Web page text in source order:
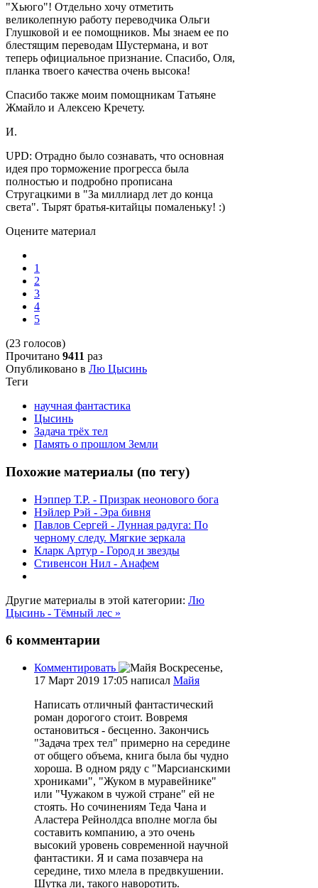
"Хьюго"! Отдельно хочу отметить
великолепную работу переводчика Ольги
Глушковой и ее помощников. Мы знаем ее по
блестящим переводам Шустермана, и вот
теперь официальное признание. Спасибо, Оля,
планка твоего качества очень высока!
Спасибо также моим помощникам Татьяне
Жмайло и Алексею Кречету.
И.
UPD: Отрадно было сознавать, что основная
идея про торможение прогресса была
полностью и подробно прописана
Стругацкими в "За миллиард лет до конца
света". Тырят братья-китайцы помаленьку! :)
Оцените материал
1
2
3
4
5
(23 голосов)
Прочитано 9411 раз
Опубликовано в Лю Цысинь
Теги
научная фантастика
Цысинь
Задача трёх тел
Память о прошлом Земли
Похожие материалы (по тегу)
Нэппер Т.Р. - Призрак неонового бога
Нэйлер Рэй - Эра бивня
Павлов Сергей - Лунная радуга: По
черному следу. Мягкие зеркала
Кларк Артур - Город и звезды
Стивенсон Нил - Анафем
Другие материалы в этой категории: Лю
Цысинь - Тёмный лес »
6 комментарии
Комментировать
Воскресенье,
17 Март 2019 17:05 написал Майя
Написать отличный фантастический
роман дорогого стоит. Вовремя
остановиться - бесценно. Закончись
"Задача трех тел" примерно на середине
от общего объема, книга была бы чудно
хороша. В одном ряду с "Марсианскими
хрониками", "Жуком в муравейнике"
или "Чужаком в чужой стране" ей не
стоять. Но сочинениям Теда Чана и
Аластера Рейнолдса вполне могла бы
составить компанию, а это очень
высокий уровень современной научной
фантастики. Я и сама позавчера на
середине, тихо млела в предвкушении.
Шутка ли, такого наворотить.